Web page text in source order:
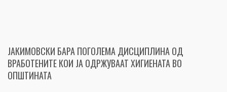
ЈАКИМОВСКИ БАРА ПОГОЛЕМА ДИСЦИПЛИНА ОД
ВРАБОТЕНИТЕ КОИ ЈА ОДРЖУВААТ ХИГИЕНАТА ВО
ОПШТИНАТА